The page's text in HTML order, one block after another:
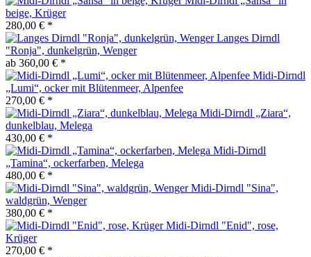
beige, Krüger
280,00 € *
Langes Dirndl
"Ronja", dunkelgrün, Wenger
ab 360,00 € *
Midi-Dirndl
„Lumi“, ocker mit Blütenmeer, Alpenfee
270,00 € *
Midi-Dirndl „Ziara“,
dunkelblau, Melega
430,00 € *
Midi-Dirndl
„Tamina“, ockerfarben, Melega
480,00 € *
Midi-Dirndl "Sina",
waldgrün, Wenger
380,00 € *
Midi-Dirndl "Enid", rose,
Krüger
270,00 € *